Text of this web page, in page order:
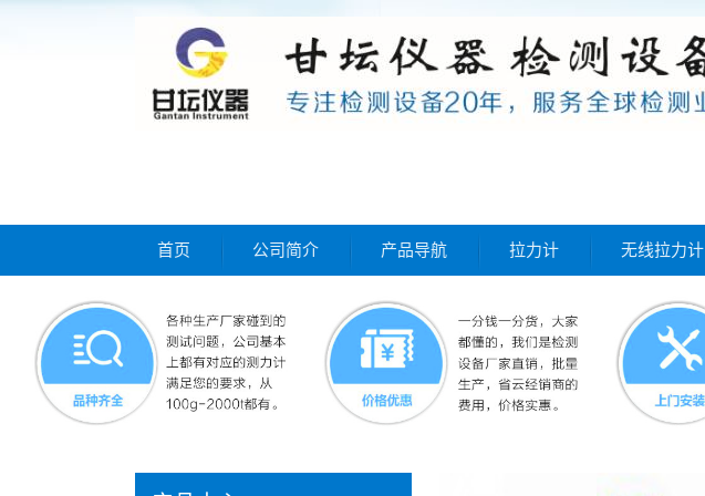
首页 公司简介 产品导航 拉力计 无线拉力计